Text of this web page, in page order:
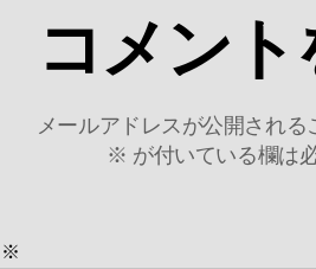
コメン
メールアドレスが公開される
※ が付いている欄は
※